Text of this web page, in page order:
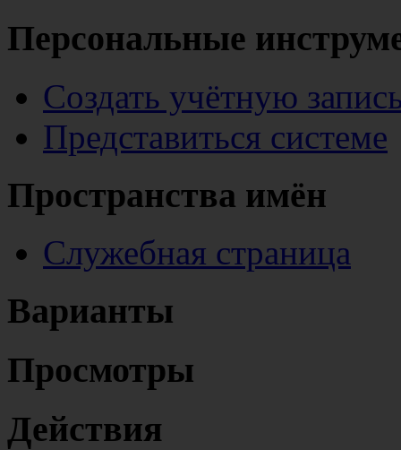
Персональные
Создать учётную
Представиться системе
Пространства имён
Служебная страница
Варианты
Просмотры
Действия